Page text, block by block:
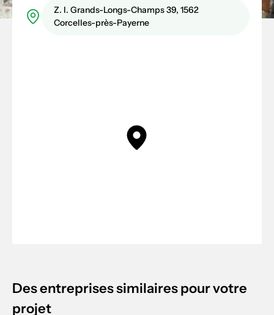
Z. I. Grands-Longs-Champs 39, 1562
Corcelles-près-Payerne
Des entreprises similaires pour votre
projet